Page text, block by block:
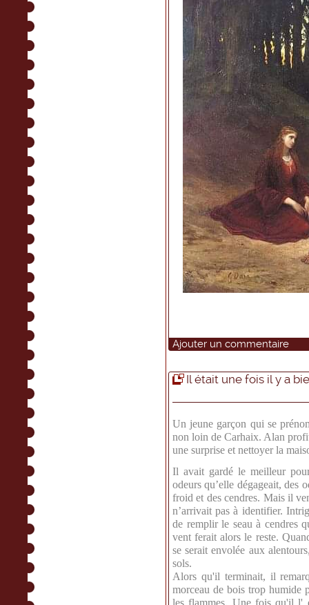
Ajouter un commentaire
Il était une fois il y a
Un jeune garçon qui se
non loin de Carhaix. Alan
une surprise et nettoyer la
Il avait gardé le meilleur
odeurs qu’elle dégageait, des
froid et des cendres. Mais il
n’arrivait pas à identifier.
de remplir le seau à cendres
vent ferait alors le reste.
se serait envolée aux
sols.
Alors qu'il terminait, il
morceau de bois trop humide